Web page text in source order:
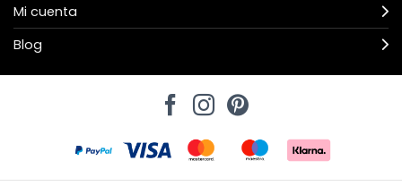
Mi cuenta
Blog